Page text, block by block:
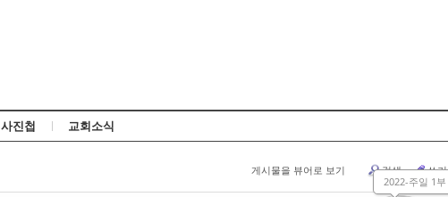
사진첩 교회소식
게시물을 뷰어로 보기 검색 쓰기
2022-주일 1부